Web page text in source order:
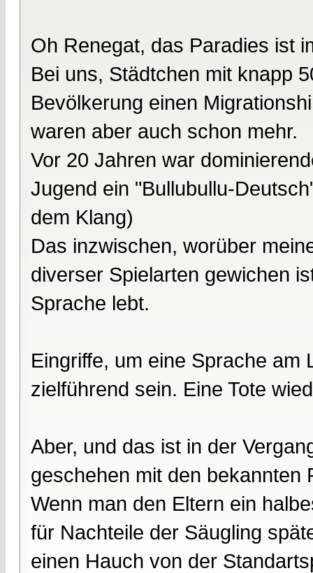
Oh Renegat, das Paradies ist
Bei uns, Städtchen mit knapp
Bevölkerung einen
waren aber auch schon mehr.
Vor 20 Jahren war
Jugend ein "Bullubullu-
dem Klang)
Das inzwischen, worüber
diverser Spielarten gewichen
Sprache lebt.
Eingriffe, um eine Sprache am
zielführend sein. Eine Tote
Aber, und das ist in der
geschehen mit den bekannten
Wenn man den Eltern ein
für Nachteile der Säugling
einen Hauch von der